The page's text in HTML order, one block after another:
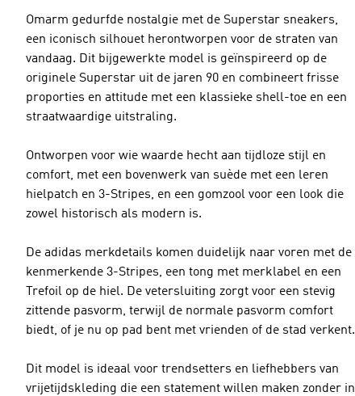
Omarm gedurfde nostalgie met de Superstar sneakers,
een iconisch silhouet herontworpen voor de straten van
vandaag. Dit bijgewerkte model is geïnspireerd op de
originele Superstar uit de jaren 90 en combineert frisse
proporties en attitude met een klassieke shell-toe en een
straatwaardige uitstraling.
Ontworpen voor wie waarde hecht aan tijdloze stijl en
comfort, met een bovenwerk van suède met een leren
hielpatch en 3-Stripes, en een gomzool voor een look die
zowel historisch als modern is.
De adidas merkdetails komen duidelijk naar voren met de
kenmerkende 3-Stripes, een tong met merklabel en een
Trefoil op de hiel. De vetersluiting zorgt voor een stevig
zittende pasvorm, terwijl de normale pasvorm comfort
biedt, of je nu op pad bent met vrienden of de stad verkent.
Dit model is ideaal voor trendsetters en liefhebbers van
vrijetijdskleding die een statement willen maken zonder in